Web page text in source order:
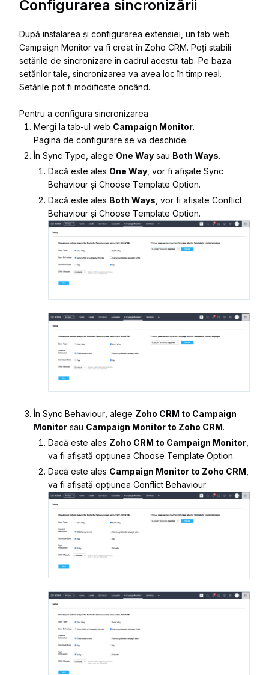
Configurarea sincronizării
După instalarea și configurarea extensiei, un tab web
Campaign Monitor va fi creat în Zoho CRM. Poți stabili
setările de sincronizare în cadrul acestui tab. Pe baza
setărilor tale, sincronizarea va avea loc în timp real.
Setările pot fi modificate oricând.
Pentru a configura sincronizarea
Mergi la tab-ul web Campaign Monitor.
Pagina de configurare se va deschide.
În Sync Type , alege One Way sau Both Ways.
Dacă este ales One Way , vor fi afișate Sync
Behaviour și Choose Template Option.
Dacă este ales Both Ways , vor fi afișate Conflict
Behaviour și Choose Template Option.
În Sync Behaviour , alege Zoho CRM to Campaign
Monitor sau Campaign Monitor to Zoho CRM.
Dacă este ales Zoho CRM to Campaign Monitor
va fi afișată opțiunea Choose Template Option.
Dacă este ales Campaign Monitor to Zoho CRM
va fi afișată opțiunea Conflict Behaviour.